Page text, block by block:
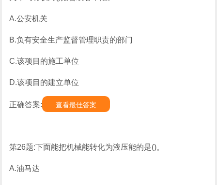
A.公安机关
B.负有安全生产监督管理职责的部门
C.该项目的施工单位
D.该项目的建立单位
正确答案: 查看最佳答案
第26题:下面能把机械能转化为液压能的是()。
A.油马达